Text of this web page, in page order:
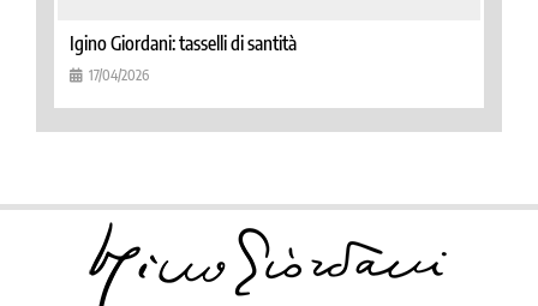
Igino Giordani: tasselli di santità
17/04/2026